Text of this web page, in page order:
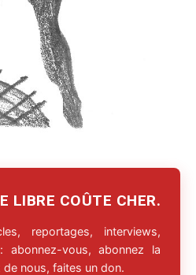
LIBRE COÛTE CHER.
reportages, interviews,
vous, abonnez la
nous, faites un don.